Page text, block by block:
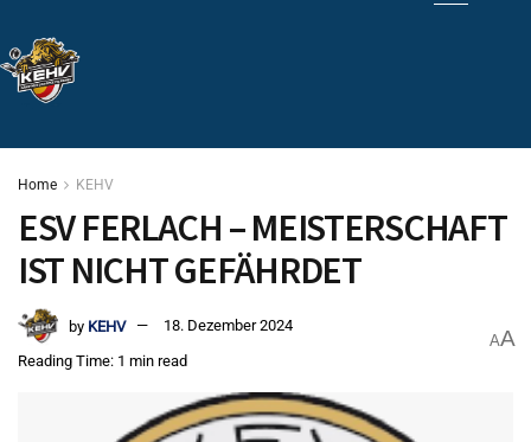
Home KEHV
ESV FERLACH – MEISTERSCHAFT
IST NICHT GEFÄHRDET
by KEHV
18. Dezember 2024
Reading Time: 1 min read
AA